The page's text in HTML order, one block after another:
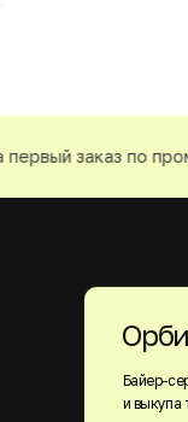
заказ по
Байер-
и выкупа